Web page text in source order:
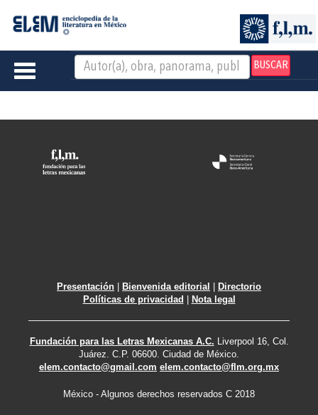
BUSCAR
Toggle
Presentación | Bienvenida editorial | Directorio
Políticas de privacidad | Nota legal
Fundación para las Letras Mexicanas A.C. Liverpool 16, Col.
Juárez. C.P. 06600. Ciudad de México.
elem.contacto@gmail.com elem.contacto@flm.org.mx
México - Algunos derechos reservados C 2018